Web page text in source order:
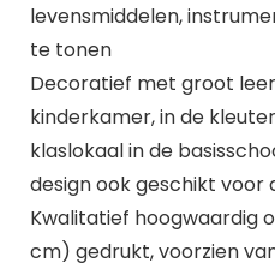
levensmiddelen,
te tonen
Decoratief met groot
kinderkamer, in de
klaslokaal in de
design ook geschikt voor
Kwalitatief hoogwaardig
cm) gedrukt, voorzien